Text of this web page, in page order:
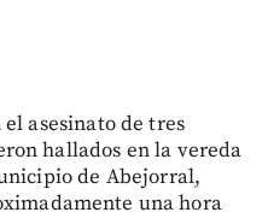
asesinato de tres
hallados en la vereda
de Abejorral,
una hora